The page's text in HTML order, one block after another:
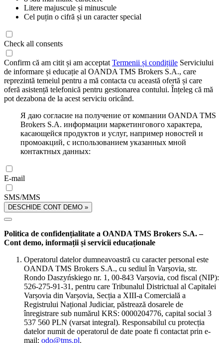
Litere majuscule și minuscule
Cel puțin o cifră și un caracter special
Check all consents
Confirm că am citit și am acceptat Termenii și condițiile Serviciului
de informare și educație al OANDA TMS Brokers S.A., care
reprezintă temeiul pentru a mă contacta cu această ofertă și care
oferă asistență telefonică pentru gestionarea contului. Înțeleg că mă
pot dezabona de la acest serviciu oricând.
Я даю согласие на получение от компании OANDA TMS
Brokers S.A. информации маркетингового характера,
касающейся продуктов и услуг, например новостей и
промоакций, с использованием указанных мной
контактных данных:
E-mail
SMS/MMS
DESCHIDE CONT DEMO »
Politica de confidențialitate a OANDA TMS Brokers S.A. –
Cont demo, informații și servicii educaționale
Operatorul datelor dumneavoastră cu caracter personal este
OANDA TMS Brokers S.A., cu sediul în Varșovia, str.
Rondo Daszyńskiego nr. 1, 00-843 Varșovia, cod fiscal (NIP):
526-275-91-31, pentru care Tribunalul Districtual al Capitalei
Varșovia din Varșovia, Secția a XIII-a Comercială a
Registrului Național Judiciar, păstrează dosarele de
înregistrare sub numărul KRS: 0000204776, capital social 3
537 560 PLN (varsat integral). Responsabilul cu protecția
datelor numit de operatorul de date poate fi contactat prin e-
mail: odo@tms.pl.